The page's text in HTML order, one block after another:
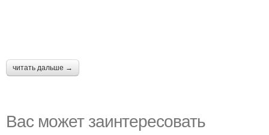
читать дальше →
Вас может заинтересовать